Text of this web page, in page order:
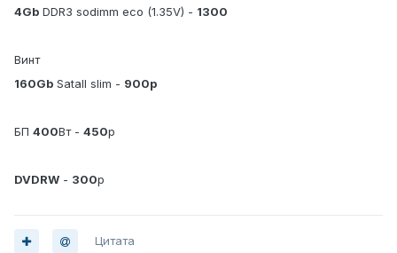
4Gb DDR3 sodimm eco (1.35V) - 1300
Винт
160Gb SataII slim - 900р
БП 400Вт - 450р
DVDRW - 300р
Цитата